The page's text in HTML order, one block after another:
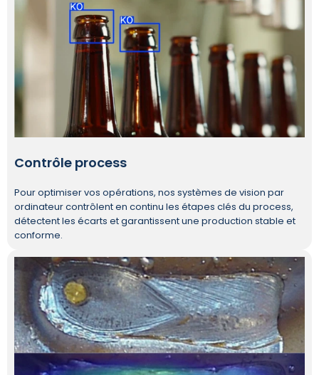
Contrôle process
Pour optimiser vos opérations, nos systèmes de vision par
ordinateur contrôlent en continu les étapes clés du process,
détectent les écarts et garantissent une production stable et
conforme.